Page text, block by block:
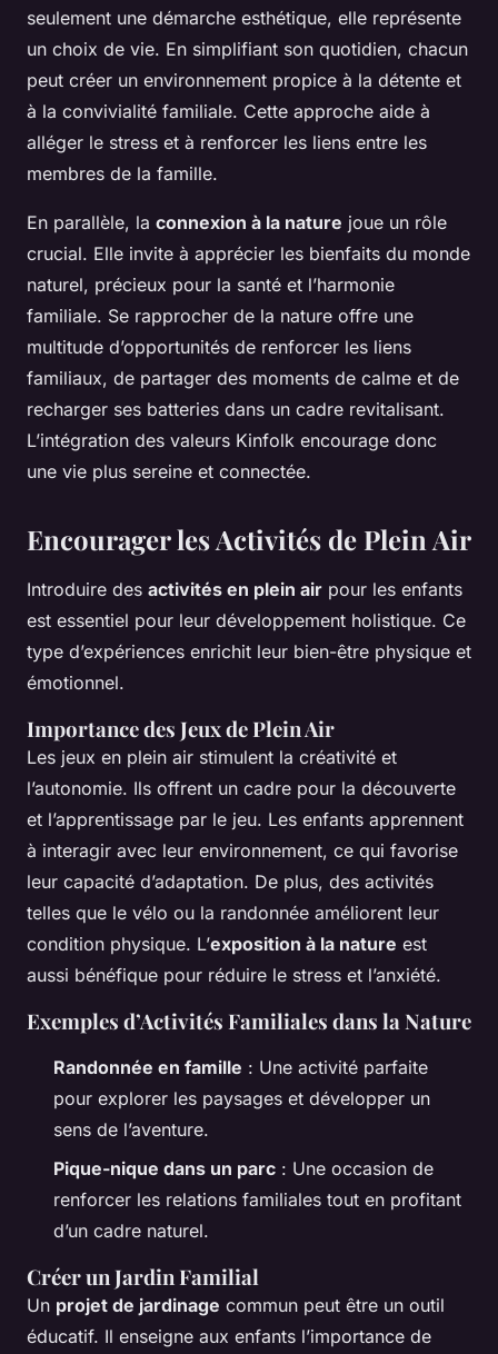
seulement une démarche esthétique, elle représente
un choix de vie. En simplifiant son quotidien, chacun
peut créer un environnement propice à la détente et
à la convivialité familiale. Cette approche aide à
alléger le stress et à renforcer les liens entre les
membres de la famille.
En parallèle, la connexion à la nature joue un rôle
crucial. Elle invite à apprécier les bienfaits du monde
naturel, précieux pour la santé et l’harmonie
familiale. Se rapprocher de la nature offre une
multitude d’opportunités de renforcer les liens
familiaux, de partager des moments de calme et de
recharger ses batteries dans un cadre revitalisant.
L’intégration des valeurs Kinfolk encourage donc
une vie plus sereine et connectée.
Encourager les Activités de Plein Air
Introduire des activités en plein air pour les enfants
est essentiel pour leur développement holistique. Ce
type d’expériences enrichit leur bien-être physique et
émotionnel.
Importance des Jeux de Plein Air
Les jeux en plein air stimulent la créativité et
l’autonomie. Ils offrent un cadre pour la découverte
et l’apprentissage par le jeu. Les enfants apprennent
à interagir avec leur environnement, ce qui favorise
leur capacité d’adaptation. De plus, des activités
telles que le vélo ou la randonnée améliorent leur
condition physique. L’exposition à la nature est
aussi bénéfique pour réduire le stress et l’anxiété.
Exemples d’Activités Familiales dans la Nature
Randonnée en famille : Une activité parfaite
pour explorer les paysages et développer un
sens de l’aventure.
Pique-nique dans un parc : Une occasion de
renforcer les relations familiales tout en profitant
d’un cadre naturel.
Créer un Jardin Familial
Un projet de jardinage commun peut être un outil
éducatif. Il enseigne aux enfants l’importance de